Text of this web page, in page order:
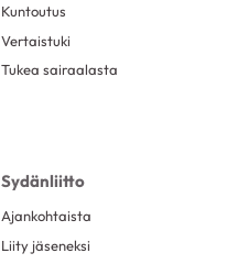
Kuntoutus
Vertaistuki
Tukea sairaalasta
Sydänliitto
Ajankohtaista
Liity jäseneksi